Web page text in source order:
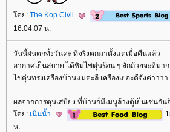
ดย: The Kop Civil
16:04:07 น.
วันนี้ฝนตกทั้งวันค่ะ ที่จริงตกมาตั้งแต่เมื่อคืนแล้ว
อากาศเย็นสบาย ได้ชิมไข่ตุ๋นร้อน ๆ สักถ้วยจะดีมาก
ไข่ตุ๋นทรงเครื่องบ้านแม่ตะลี เครื่องเยอะดีจังค่าาาา
ผลจากการตุนเสบียง ที่บ้านก็มีเมนูล้างตู้เย็นเช่นกัน
ดย: เนินน้ำ
น.